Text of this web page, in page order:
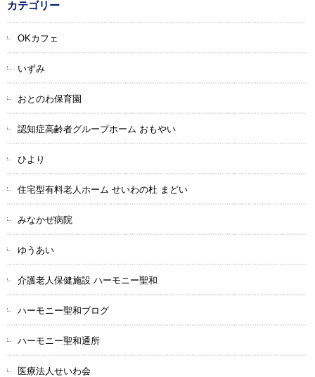
カテゴリー
OKカフェ
いずみ
おとのわ保育園
認知症高齢者グループホーム おもやい
ひより
住宅型有料老人ホーム せいわの杜 まどい
みなかぜ病院
ゆうあい
介護老人保健施設 ハーモニー聖和
ハーモニー聖和ブログ
ハーモニー聖和通所
医療法人せいわ会